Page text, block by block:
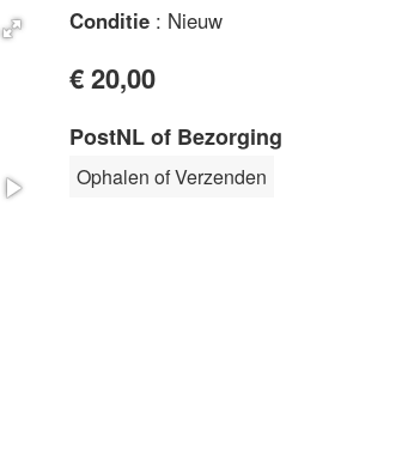
Conditie: Nieuw
€ 20,00
PostNL of Bezorging
Ophalen of Verzenden